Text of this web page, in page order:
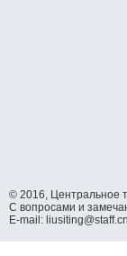
© 2016, Центральное
С вопросами и
E-mail: